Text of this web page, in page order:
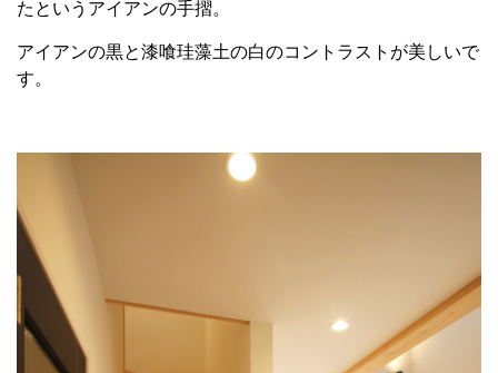
たというアイアンの手摺。
アイアンの黒と漆喰珪藻土の白のコントラストが美しいで
す。